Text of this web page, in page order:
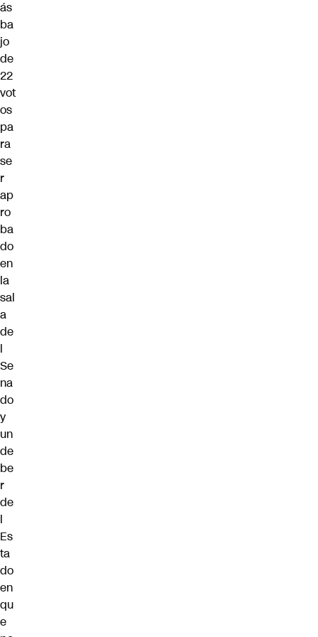
ás
ba
jo
de
22
vot
os
pa
ra
se
r
ap
ro
ba
do
en
la
sal
a
de
l
Se
na
do
y
un
de
be
r
de
l
Es
ta
do
en
qu
e